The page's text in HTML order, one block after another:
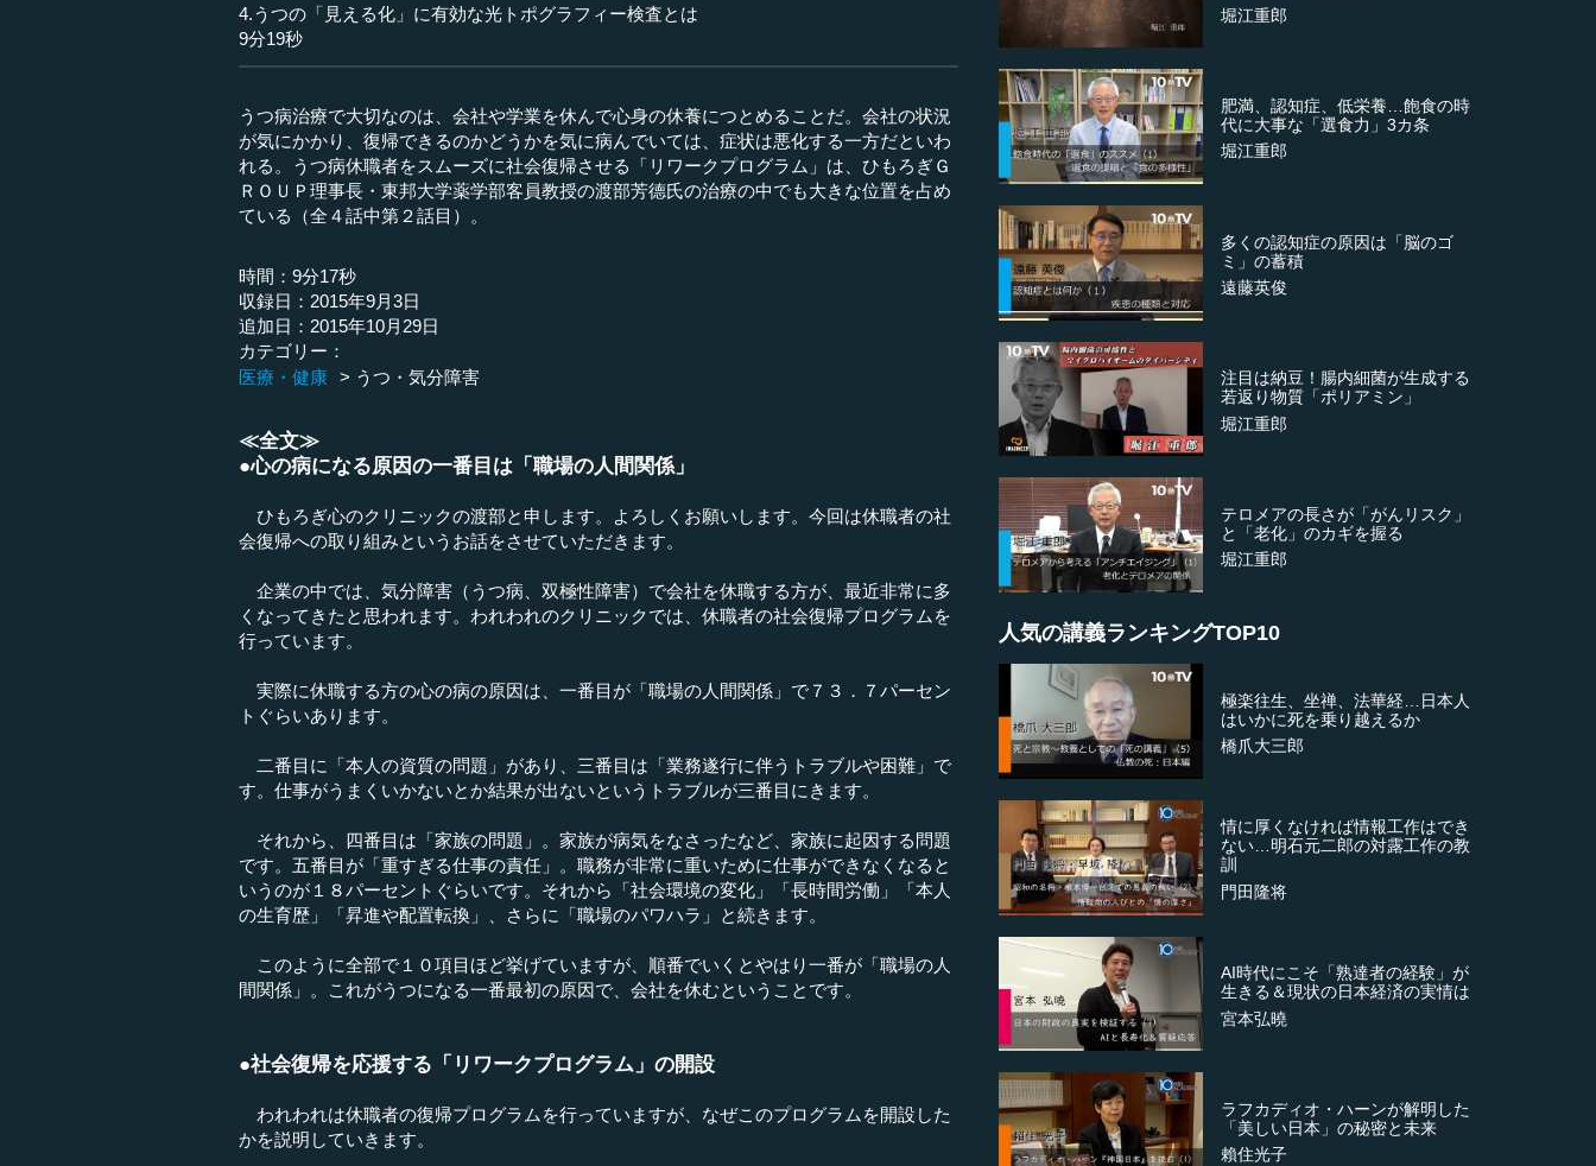
4.うつの「見える化」に有効な光トポグラフィー検査とは
9分19秒
うつ病治療で大切なのは、会社や学業を休んで心身の休養につとめることだ。会社の状況
が気にかかり、復帰できるのかどうかを気に病んでいては、症状は悪化する一方だといわ
れる。うつ病休職者をスムーズに社会復帰させる「リワークプログラム」は、ひもろぎＧ
ＲＯＵＰ理事長・東邦大学薬学部客員教授の渡部芳德氏の治療の中でも大きな位置を占め
ている（全４話中第２話目）。
時間：9分17秒
収録日：2015年9月3日
追加日：2015年10月29日
カテゴリー：
医療・健康
うつ・気分障害
≪全文≫
●心の病になる原因の一番目は「職場の人間関係」
ひもろぎ心のクリニックの渡部と申します。よろしくお願いします。今回は休職者の社
会復帰への取り組みというお話をさせていただきます。
企業の中では、気分障害（うつ病、双極性障害）で会社を休職する方が、最近非常に多
くなってきたと思われます。われわれのクリニックでは、休職者の社会復帰プログラムを
行っています。
実際に休職する方の心の病の原因は、一番目が「職場の人間関係」で７３．７パーセン
トぐらいあります。
二番目に「本人の資質の問題」があり、三番目は「業務遂行に伴うトラブルや困難」で
す。仕事がうまくいかないとか結果が出ないというトラブルが三番目にきます。
それから、四番目は「家族の問題」。家族が病気をなさったなど、家族に起因する問題
です。五番目が「重すぎる仕事の責任」。職務が非常に重いために仕事ができなくなると
いうのが１８パーセントぐらいです。それから「社会環境の変化」「長時間労働」「本人
の生育歴」「昇進や配置転換」、さらに「職場のパワハラ」と続きます。
このように全部で１０項目ほど挙げていますが、順番でいくとやはり一番が「職場の人
間関係」。これがうつになる一番最初の原因で、会社を休むということです。
●社会復帰を応援する「リワークプログラム」の開設
われわれは休職者の復帰プログラムを行っていますが、なぜこのプログラムを開設した
かを説明していきます。
堀江重郎
肥満、認知症、低栄養…飽食の時
代に大事な「選食力」3カ条
堀江重郎
多くの認知症の原因は「脳のゴ
ミ」の蓄積
遠藤英俊
注目は納豆！腸内細菌が生成する
若返り物質「ポリアミン」
堀江重郎
テロメアの長さが「がんリスク」
と「老化」のカギを握る
堀江重郎
人気の講義ランキングTOP10
極楽往生、坐禅、法華経…日本人
はいかに死を乗り越えるか
橋爪大三郎
情に厚くなければ情報工作はでき
ない…明石元二郎の対露工作の教
訓
門田隆将
AI時代にこそ「熟達者の経験」が
生きる＆現状の日本経済の実情は
宮本弘曉
ラフカディオ・ハーンが解明した
「美しい日本」の秘密と未来
賴住光子